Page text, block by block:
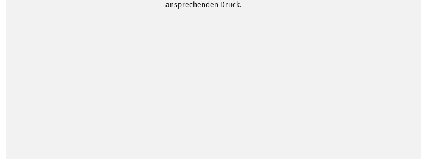
ansprechenden Druck.